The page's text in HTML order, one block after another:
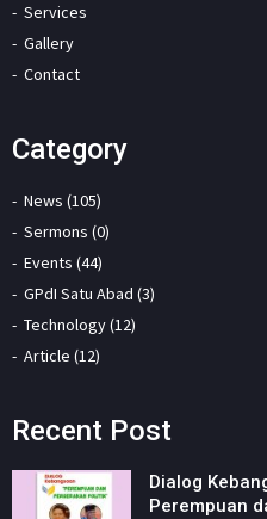
Services
Gallery
Contact
Category
News (105)
Sermons (0)
Events (44)
GPdI Satu Abad (3)
Technology (12)
Article (12)
Recent Post
Dialog
Perempuan